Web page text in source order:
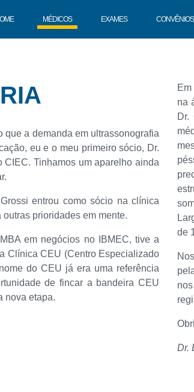
MÉDICOS EXAMES CONVÊNIOS
que a demanda em ultrassonografia
eu e o meu primeiro sócio, Dr.
Tinhamos um aparelho ainda
entrou como sócio na clínica
prioridades em mente.
em negócios no IBMEC, tive a
Clínica CEU (Centro Especializado
do CEU já era uma referência
de fincar a bandeira CEU
nova etapa.
na
Dr.
de
Dr.